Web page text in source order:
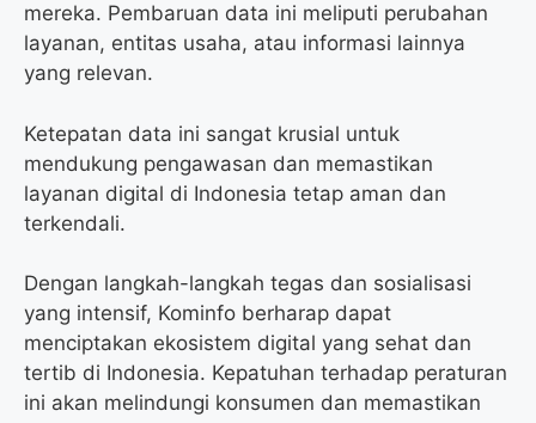
mereka. Pembaruan data ini meliputi perubahan
layanan, entitas usaha, atau informasi lainnya
yang relevan.
Ketepatan data ini sangat krusial untuk
mendukung pengawasan dan memastikan
layanan digital di Indonesia tetap aman dan
terkendali.
Dengan langkah-langkah tegas dan sosialisasi
yang intensif, Kominfo berharap dapat
menciptakan ekosistem digital yang sehat dan
tertib di Indonesia. Kepatuhan terhadap peraturan
ini akan melindungi konsumen dan memastikan